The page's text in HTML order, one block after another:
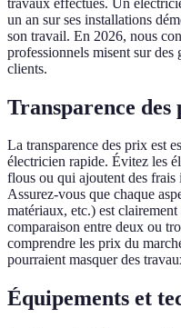
un an sur ses installations
son travail. En 2026, nous
professionnels misent sur des
clients.
Transparence des
La transparence des prix est
électricien rapide. Évitez les
flous ou qui ajoutent des
Assurez-vous que chaque
matériaux, etc.) est
comparaison entre deux ou
comprendre les prix du
pourraient masquer des
Équipements et